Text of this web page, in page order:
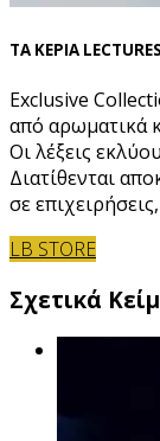
ΤΑ ΚΕΡΙΑ
Exclusive
από αρωματικά
Οι λέξεις
Διατίθενται
σε
LB STORE
Σχετικά